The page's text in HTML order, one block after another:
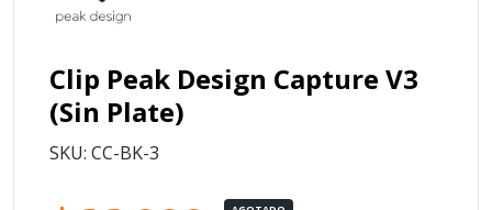
Clip Peak Design Capture V3
(Sin Plate)
SKU: CC-BK-3